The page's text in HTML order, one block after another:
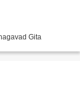
Gita